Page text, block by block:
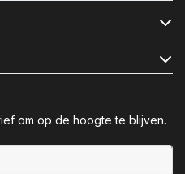
om op de hoogte te blijven.